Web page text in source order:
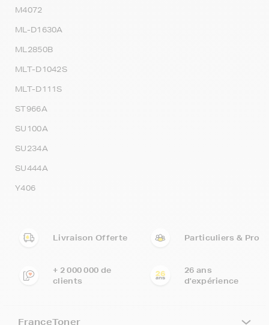
M4072
ML-D1630A
ML2850B
MLT-D1042S
MLT-D111S
ST966A
SU100A
SU234A
SU444A
Y406
Livraison Offerte Particuliers & Pro
+ 2 000 000 de
clients
26 ans
d'expérience
FranceToner